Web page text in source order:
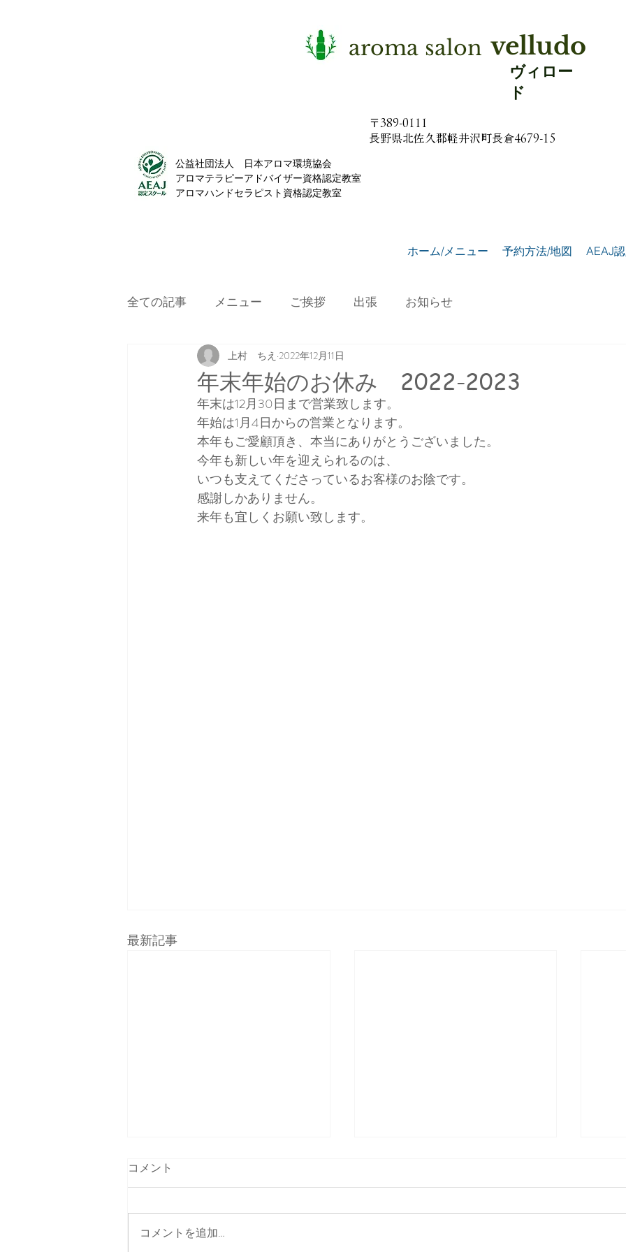
aroma salon velludo
ヴィロー
ド
〒389-0111
​長野県北佐久郡軽井沢町長倉4679-15
公益社団法人 日本アロマ環境協会
アロマテラピーアドバイザー資格認定教室
​アロマハンドセラピスト資格認定教室
ホーム/メニュー 予約方法/地図 AEAJ
全ての記事 メニュー ご挨拶 出張 お知らせ
年末年始のお休み 2022-2023
上村 ちえ 2022年12月11日
年末は12月30日まで営業致します。
年始は1月4日からの営業となります。
本年もご愛顧頂き、本当にありがとうございました。
今年も新しい年を迎えられるのは、
いつも支えてくださっているお客様のお陰です。
感謝しかありません。
来年も宜しくお願い致します。
最新記事
コメント
コメントを追加…